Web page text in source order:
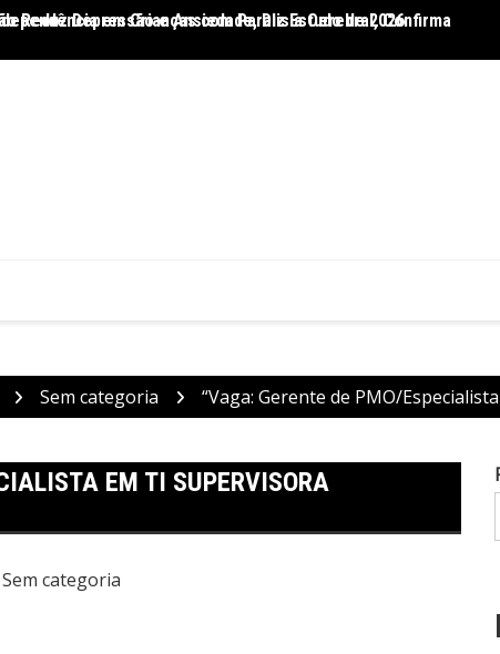
Reduz Depressão e Ansiedade, Diz Estudo de 2026
em Crianças com Paralisia Cerebral, Confirma
Sem categoria “Vaga: Gerente de PMO/
EM TI SUPERVISORA
Sem categoria